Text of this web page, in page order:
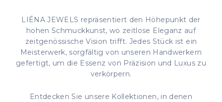
LIÉNA JEWELS repräsentiert den Höhepunkt der
hohen Schmuckkunst, wo zeitlose Eleganz auf
zeitgenössische Vision trifft. Jedes Stück ist ein
Meisterwerk, sorgfältig von unseren Handwerkern
gefertigt, um die Essenz von Präzision und Luxus zu
verkörpern.
Entdecken Sie unsere Kollektionen, in denen